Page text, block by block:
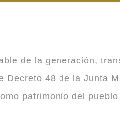
de la generación,
Decreto 48 de la Junta
patrimonio del pueblo